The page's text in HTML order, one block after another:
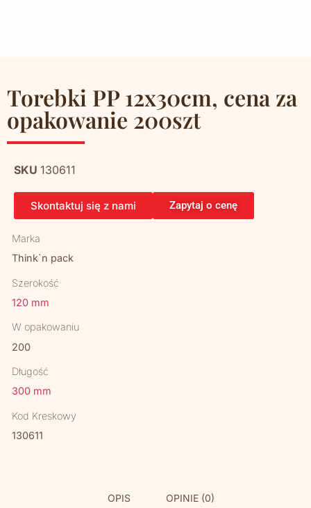
Torebki PP 12x30cm, cena za
opakowanie 200szt
SKU 130611
Skontaktuj się z nami Zapytaj o cenę
Marka
Think`n pack
Szerokość
120 mm
W opakowaniu
200
Długość
300 mm
Kod Kreskowy
130611
OPIS OPINIE (0)